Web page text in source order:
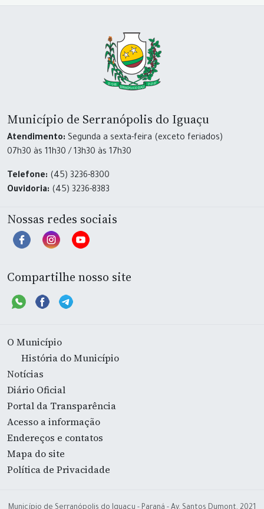
Município de Serranópolis do Iguaçu
Atendimento: Segunda a sexta-feira (exceto feriados)
07h30 às 11h30 / 13h30 às 17h30
Telefone: (45) 3236-8300
Ouvidoria: (45) 3236-8383
Nossas redes sociais
Compartilhe nosso site
O Município
História do Município
Notícias
Diário Oficial
Portal da Transparência
Acesso a informação
Endereços e contatos
Mapa do site
Política de Privacidade